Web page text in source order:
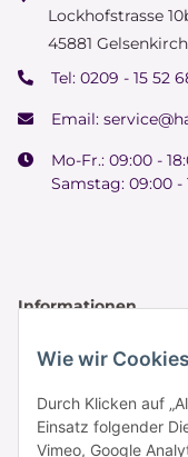
Wie wir
Durch Klicken auf
Einsatz folgender
Vimeo, Google
Lockhofstrasse
45881
Tel: 0209 - 15 52
Email:
Mo-Fr.: 09:00 -
Samstag: 09:00 -
Informationen